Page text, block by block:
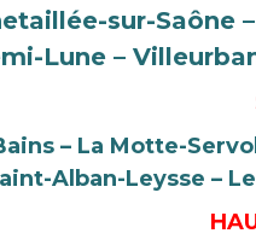
sur-Saône
Lune –
– La Motte-
Alban-Leysse –